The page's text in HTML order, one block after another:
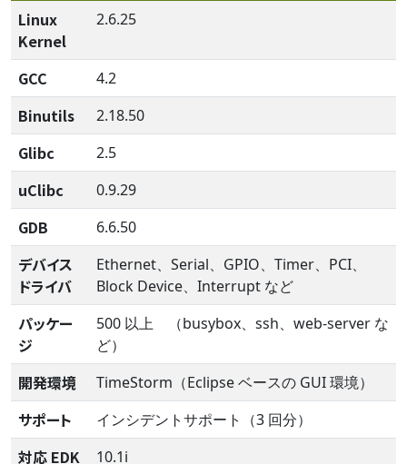
Linux
Kernel
2.6.25
GCC 4.2
Binutils 2.18.50
Glibc 2.5
uClibc 0.9.29
GDB 6.6.50
デバイス
ドライバ
Ethernet、Serial、GPIO、Timer、PCI、
Block Device、Interrupt など
パッケー
ジ
500 以上 （busybox、ssh、web-server な
ど）
開発環境 TimeStorm（Eclipse ベースの GUI 環境）
サポート インシデントサポート（3 回分）
対応 EDK 10.1i